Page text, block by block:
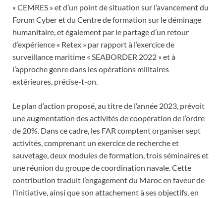
« CEMRES » et d’un point de situation sur l’avancement du
Forum Cyber et du Centre de formation sur le déminage
humanitaire, et également par le partage d’un retour
d’expérience « Retex » par rapport à l’exercice de
surveillance maritime « SEABORDER 2022 » et à
l’approche genre dans les opérations militaires
extérieures, précise-t-on.
Le plan d’action proposé, au titre de l’année 2023, prévoit
une augmentation des activités de coopération de l’ordre
de 20%. Dans ce cadre, les FAR comptent organiser sept
activités, comprenant un exercice de recherche et
sauvetage, deux modules de formation, trois séminaires et
une réunion du groupe de coordination navale. Cette
contribution traduit l’engagement du Maroc en faveur de
l’Initiative, ainsi que son attachement à ses objectifs, en